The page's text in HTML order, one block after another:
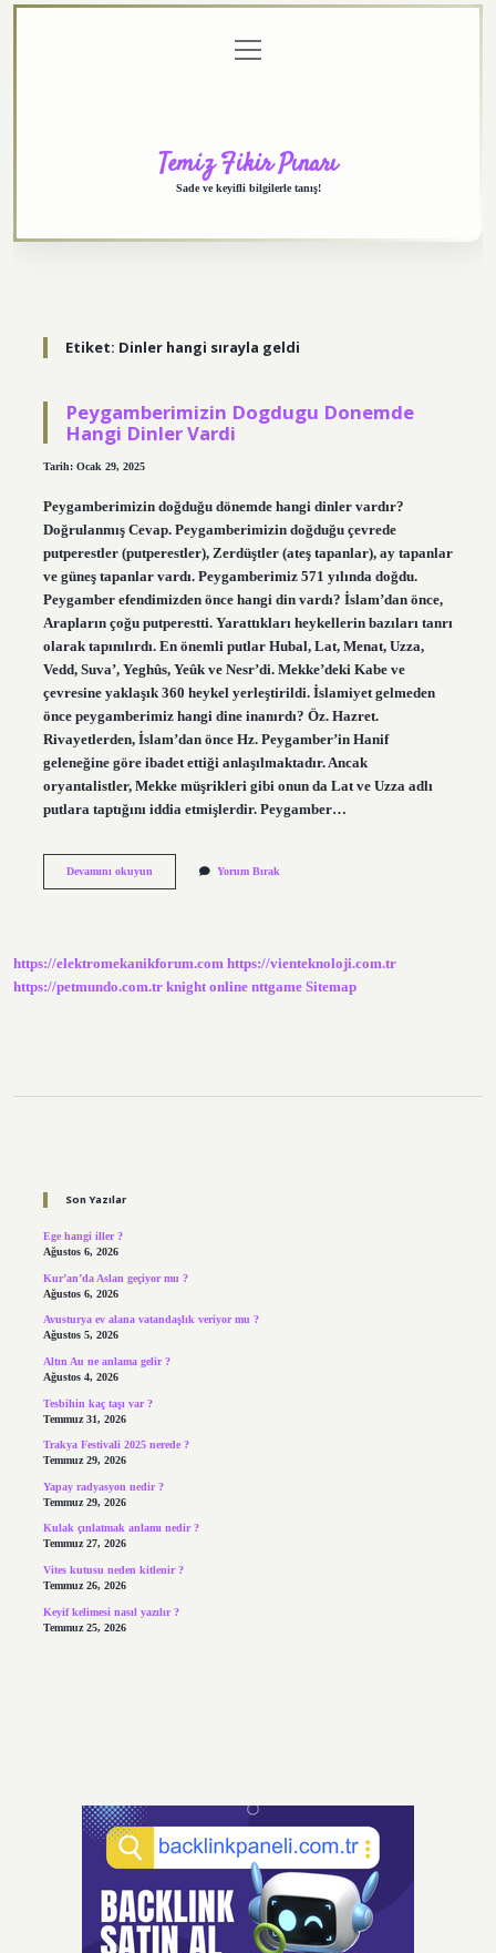
menüyü
aç
Temiz Fikir Pınarı
Sade ve keyifli bilgilerle tanış!
Etiket: Dinler hangi sırayla geldi
Peygamberimizin Dogdugu Donemde
Hangi Dinler Vardi
Tarih: Ocak 29, 2025
Peygamberimizin doğduğu dönemde hangi dinler vardır?
Doğrulanmış Cevap. Peygamberimizin doğduğu çevrede
putperestler (putperestler), Zerdüştler (ateş tapanlar), ay tapanlar
ve güneş tapanlar vardı. Peygamberimiz 571 yılında doğdu.
Peygamber efendimizden önce hangi din vardı? İslam’dan önce,
Arapların çoğu putperestti. Yarattıkları heykellerin bazıları tanrı
olarak tapınılırdı. En önemli putlar Hubal, Lat, Menat, Uzza,
Vedd, Suva’, Yeghûs, Yeûk ve Nesr’di. Mekke’deki Kabe ve
çevresine yaklaşık 360 heykel yerleştirildi. İslamiyet gelmeden
önce peygamberimiz hangi dine inanırdı? Öz. Hazret.
Rivayetlerden, İslam’dan önce Hz. Peygamber’in Hanif
geleneğine göre ibadet ettiği anlaşılmaktadır. Ancak
oryantalistler, Mekke müşrikleri gibi onun da Lat ve Uzza adlı
putlara taptığını iddia etmişlerdir. Peygamber…
Devamını okuyunPeygamberimizinYorum Bırak
https://elektromekanikforum.com https://vienteknoloji.com.tr
https://petmundo.com.tr knight online nttgame Sitemap
Son Yazılar
Ege hangi iller ?
Ağustos 6, 2026
Kur’an’da Aslan geçiyor mu ?
Ağustos 6, 2026
Avusturya ev alana vatandaşlık veriyor mu ?
Ağustos 5, 2026
Altın Au ne anlama gelir ?
Ağustos 4, 2026
Tesbihin kaç taşı var ?
Temmuz 31, 2026
Trakya Festivali 2025 nerede ?
Temmuz 29, 2026
Yapay radyasyon nedir ?
Temmuz 29, 2026
Kulak çınlatmak anlamı nedir ?
Temmuz 27, 2026
Vites kutusu neden kitlenir ?
Temmuz 26, 2026
Keyif kelimesi nasıl yazılır ?
Temmuz 25, 2026